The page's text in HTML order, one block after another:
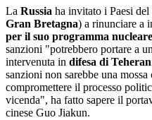
La Russia ha invitato i Paesi
Gran Bretagna) a rinunciare a
per il suo programma nucleare
sanzioni "potrebbero portare a
intervenuta in difesa di Teheran
sanzioni non sarebbe una
compromettere il processo
vicenda", ha fatto sapere il
cinese Guo Jiakun.